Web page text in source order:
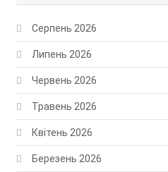
Серпень 2026
Липень 2026
Червень 2026
Травень 2026
Квітень 2026
Березень 2026